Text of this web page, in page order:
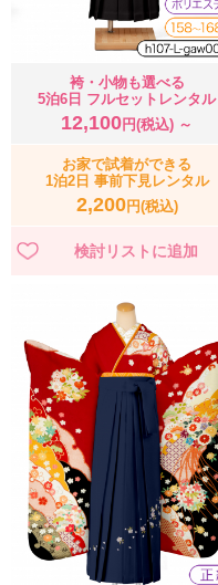
袴・小物も選べる
5泊6日 フルセットレンタル
12,100 円(税込) ～
お家で試着ができる
1泊2日 事前下見レンタル
2,200円(税込)